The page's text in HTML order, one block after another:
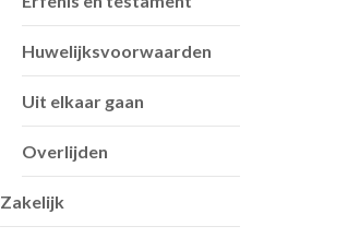
Huwelijksvoorwaarden
Uit elkaar gaan
Overlijden
Zakelijk